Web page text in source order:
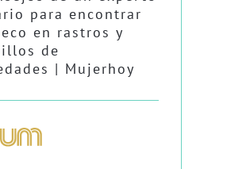
para encontrar
en rastros y
de
| Mujerhoy